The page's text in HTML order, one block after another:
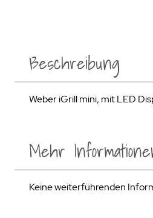
Beschreibung
Weber iGrill mini, mit LED
Mehr
Keine weiterführenden